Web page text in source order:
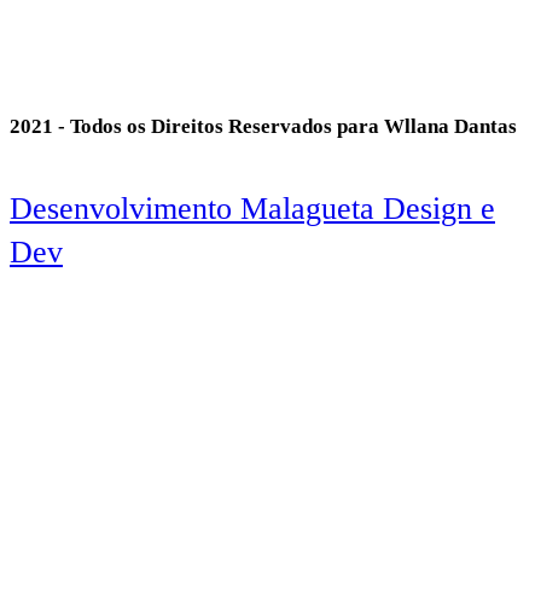
2021 - Todos os Direitos Reservados para Wllana Dantas
Desenvolvimento Malagueta Design e
Dev